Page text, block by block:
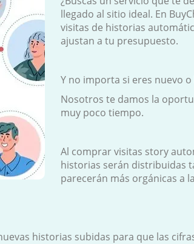
llegado al sitio ideal. En
visitas de historias
ajustan a tu presupuesto.
Y no importa si eres nuevo
Nosotros te damos la
muy poco tiempo.
Al comprar visitas story
historias serán distribuidas
parecerán más orgánicas a
historias subidas para que las